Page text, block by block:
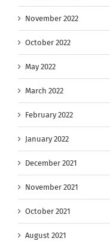
November 2022
October 2022
May 2022
March 2022
February 2022
January 2022
December 2021
November 2021
October 2021
August 2021